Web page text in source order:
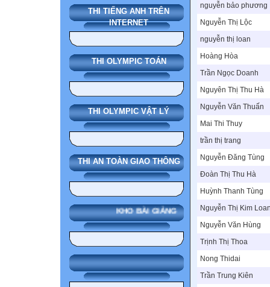
THI TIẾNG ANH TRÊN
INTERNET
THI OLYMPIC TOÁN
THI OLYMPIC VẬT LÝ
THI AN TOÀN GIAO THÔNG
KHO BÀI GIẢNG
nguyễn bảo phương
Nguyễn Thị Lộc
nguyễn thị loan
Hoàng Hòa
Trần Ngọc Doanh
Nguyên Thị Thu Hà
Nguyễn Văn Thuấn
Mai Thi Thuy
trần thị trang
Nguyễn Đăng Tùng
Đoàn Thị Thu Hà
Huỳnh Thanh Tùng
Nguyễn Thị Kim
Nguyễn Văn Hùng
Trịnh Thị Thoa
Nong Thidai
Trần Trung Kiên